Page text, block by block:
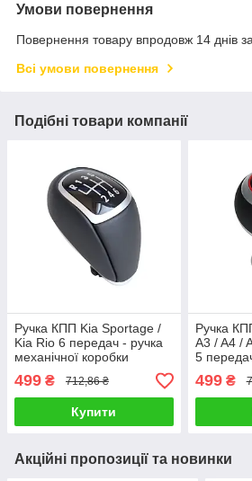
Умови повернення
Повернення товару впродовж 14 днів
Всі умови повернення
Подібні товари компанії
Ручка КПП Kia Sportage /
Kia Rio 6 передач - ручка
механічної коробки
передач, шкірозамінник
499 ₴ 712,86 ₴
Купити
Ручка
A3 / A4 /
5
передач
499₴
Акційні пропозиції та новинки